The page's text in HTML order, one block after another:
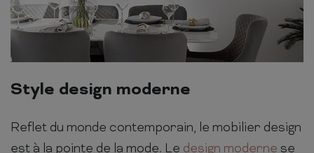
Style design moderne
Reflet du monde contemporain, le mobilier design
est à la pointe de la mode. Le design moderne se